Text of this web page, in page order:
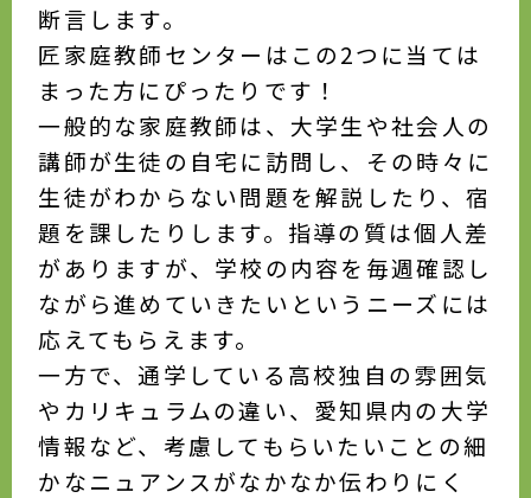
断言します。
匠家庭教師センターはこの2つに当ては
まった方にぴったりです！
一般的な家庭教師は、大学生や社会人の
講師が生徒の自宅に訪問し、その時々に
生徒がわからない問題を解説したり、宿
題を課したりします。指導の質は個人差
がありますが、学校の内容を毎週確認し
ながら進めていきたいというニーズには
応えてもらえます。
一方で、通学している高校独自の雰囲気
やカリキュラムの違い、愛知県内の大学
情報など、考慮してもらいたいことの細
かなニュアンスがなかなか伝わりにく